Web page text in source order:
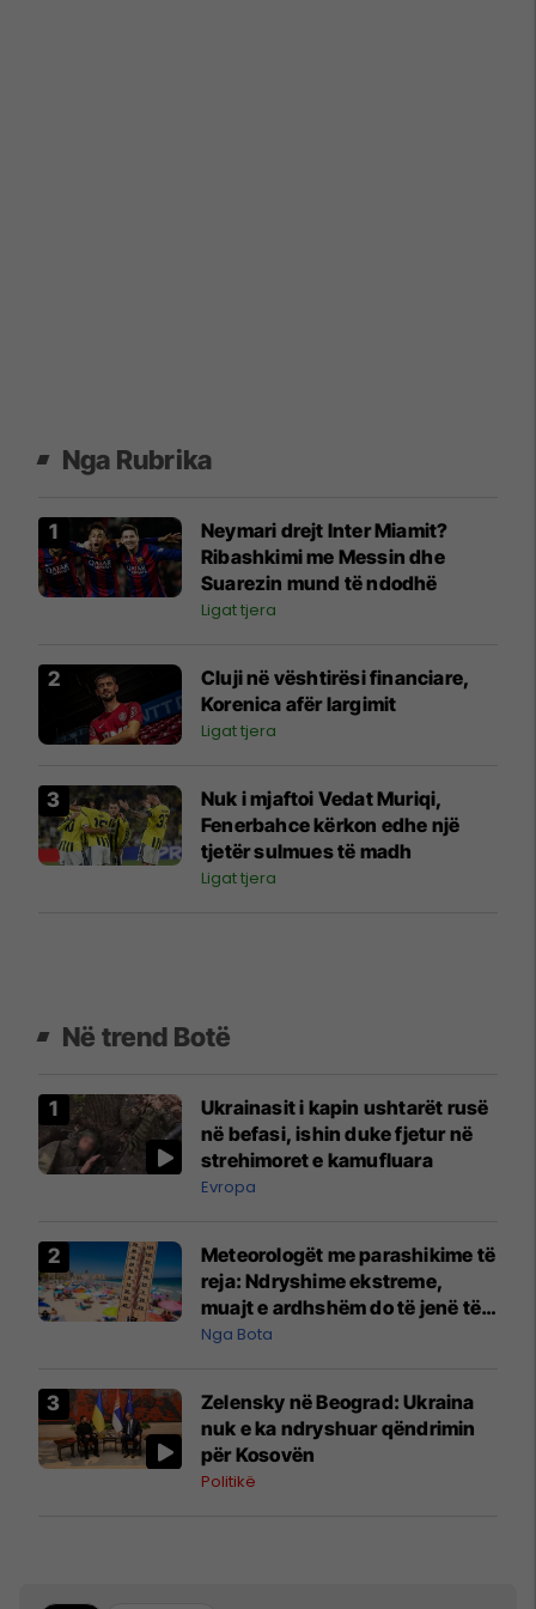
Nga Rubrika
Neymari drejt Inter Miamit?
Ribashkimi me Messin dhe
Suarezin mund të ndodhë
Ligat tjera
Cluji në vështirësi financiare,
Korenica afër largimit
Ligat tjera
Nuk i mjaftoi Vedat Muriqi,
Fenerbahce kërkon edhe një
tjetër sulmues të madh
Ligat tjera
Në trend Botë
Ukrainasit i kapin ushtarët rusë
në befasi, ishin duke fjetur në
strehimoret e kamufluara
Evropa
Meteorologët me parashikime të
reja: Ndryshime ekstreme,
muajt e ardhshëm do të jenë të
pazakontë
Nga Bota
Zelensky në Beograd: Ukraina
nuk e ka ndryshuar qëndrimin
për Kosovën
Politikë